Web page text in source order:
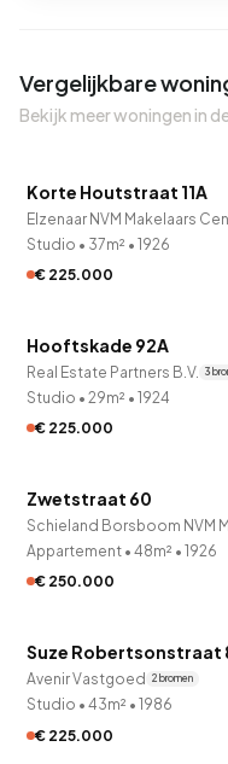
Vergelijkbare
Bekijk meer woningen in
QUICKLANE™
Korte Houtstraat 11A
Elzenaar NVM Makelaars
Studio • 37m² • 1926
€ 225.000QUICKLANE™
Hooftskade 92A
Real Estate Partners B.V. 3
Studio • 29m² • 1924
€ 225.000QUICKLANE™
Zwetstraat 60
Schieland Borsboom NVM
Appartement • 48m² • 1926
€ 250.000
Suze Robertsonstraat
Avenir Vastgoed 2 bronnen
Studio • 43m² • 1986
€ 225.000QUICKLANE™